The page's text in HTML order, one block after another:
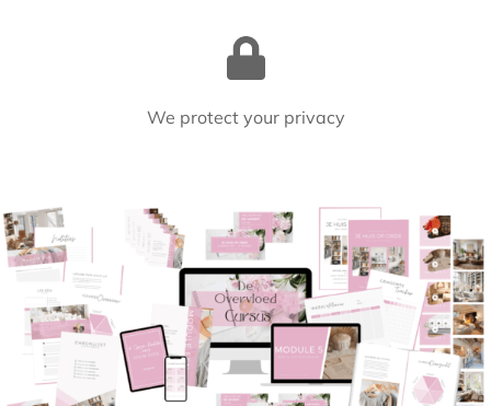
We protect your privacy